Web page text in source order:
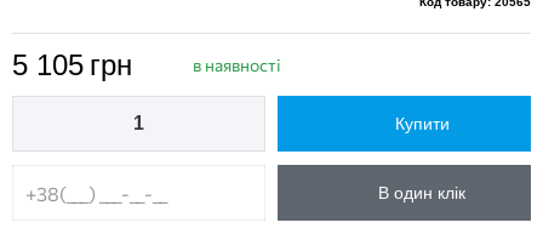
5 105 грн в наявності
Купити
В один клік